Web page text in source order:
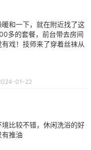
和一下，就在附近找了这
多的套餐，前台带去房间
戏！技师来了穿着丝袜从
01-22
比较不错，休闲洗浴的好
推油